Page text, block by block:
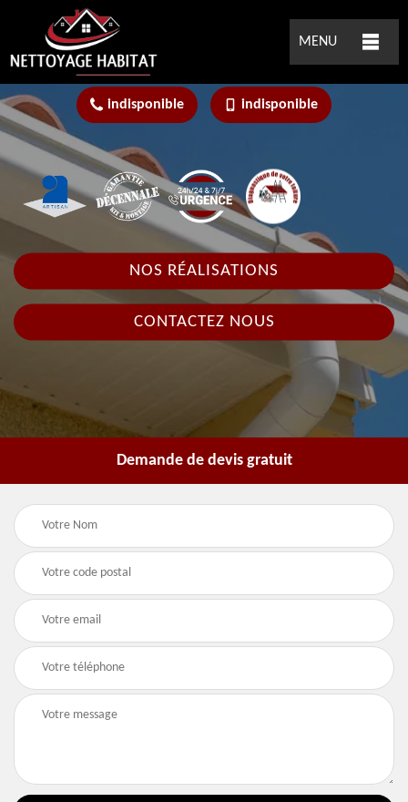
MENU
indisponible indisponible
NOS RÉALISATIONS
CONTACTEZ NOUS
Demande de devis gratuit